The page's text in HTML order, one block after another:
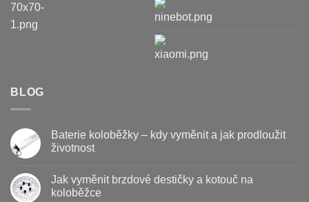
BLOG
Baterie koloběžky – kdy vyměnit a jak prodloužit
životnost
textu
s
Jak vyměnit brzdové destičky a kotouč na
koloběžce